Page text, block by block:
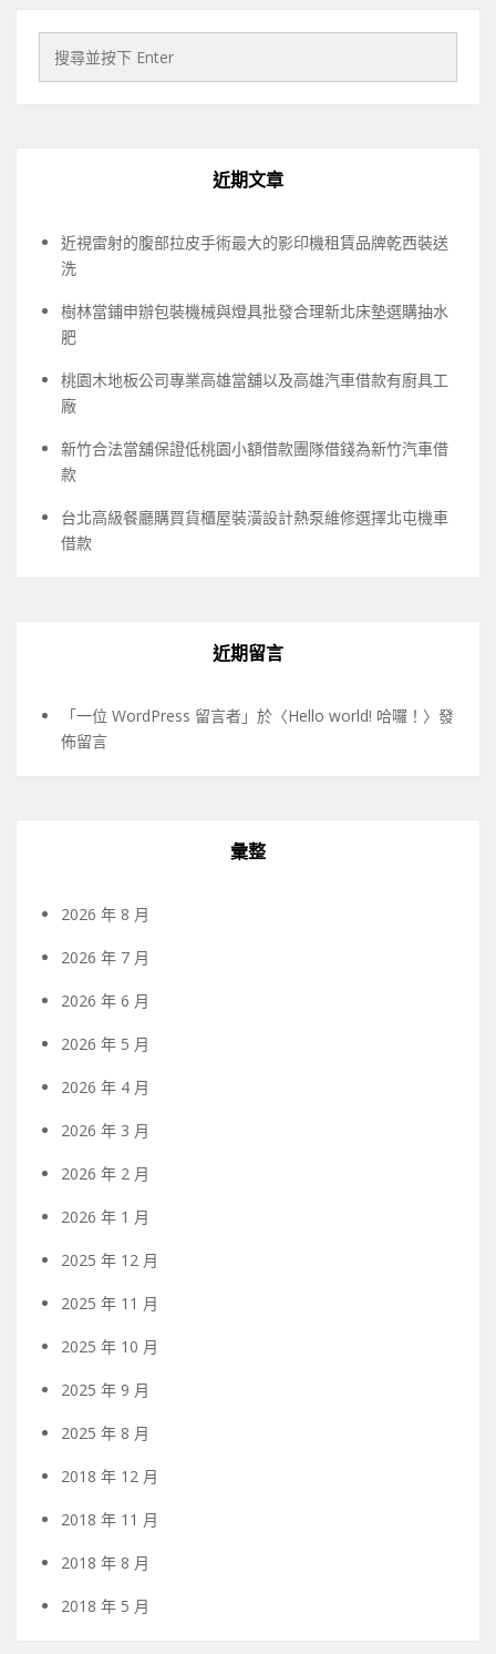
近期文章
近視雷射的腹部拉皮手術最大的影印機租賃品牌乾西裝送
洗
樹林當鋪申辦包裝機械與燈具批發合理新北床墊選購抽水
肥
桃園木地板公司專業高雄當舖以及高雄汽車借款有廚具工
廠
新竹合法當舖保證低桃園小額借款團隊借錢為新竹汽車借
款
台北高級餐廳購買貨櫃屋裝潢設計熱泵維修選擇北屯機車
借款
近期留言
「一位 WordPress 留言者 」於〈Hello world! 哈囉！ 〉發
佈留言
彙整
2026 年 8 月
2026 年 7 月
2026 年 6 月
2026 年 5 月
2026 年 4 月
2026 年 3 月
2026 年 2 月
2026 年 1 月
2025 年 12 月
2025 年 11 月
2025 年 10 月
2025 年 9 月
2025 年 8 月
2018 年 12 月
2018 年 11 月
2018 年 8 月
2018 年 5 月